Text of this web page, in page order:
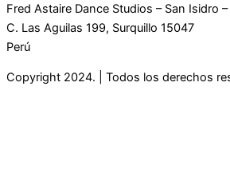
Fred Astaire Dance Studios – San Isidro –
C. Las Aguilas 199, Surquillo 15047
Perú
Copyright 2024. | Todos los derechos